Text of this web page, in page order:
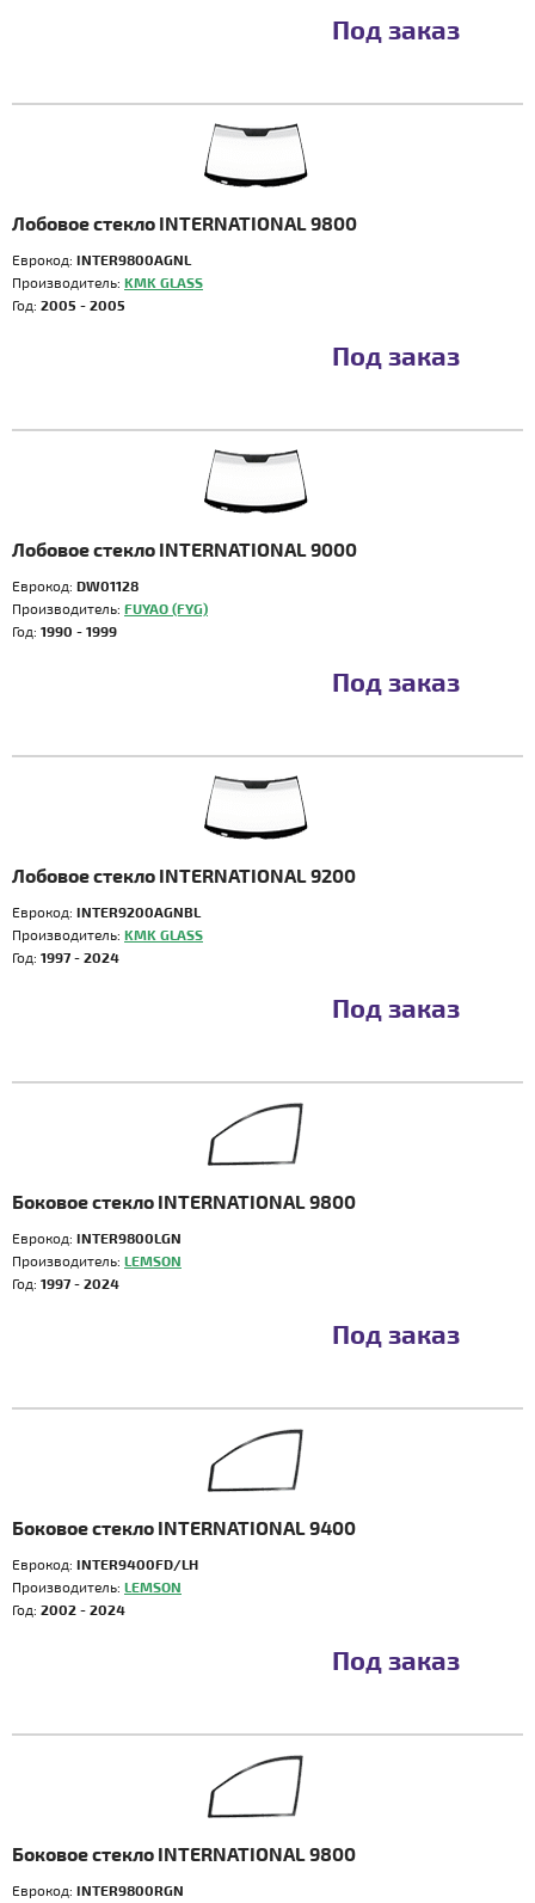
Под заказ
Лобовое стекло INTERNATIONAL 9800
Еврокод: INTER9800AGNL
Производитель: KMK GLASS
Год: 2005 - 2005
Под заказ
Лобовое стекло INTERNATIONAL 9000
Еврокод: DW01128
Производитель: FUYAO (FYG)
Год: 1990 - 1999
Под заказ
Лобовое стекло INTERNATIONAL 9200
Еврокод: INTER9200AGNBL
Производитель: KMK GLASS
Год: 1997 - 2024
Под заказ
Боковое стекло INTERNATIONAL 9800
Еврокод: INTER9800LGN
Производитель: LEMSON
Год: 1997 - 2024
Под заказ
Боковое стекло INTERNATIONAL 9400
Еврокод: INTER9400FD/LH
Производитель: LEMSON
Год: 2002 - 2024
Под заказ
Боковое стекло INTERNATIONAL 9800
Еврокод: INTER9800RGN